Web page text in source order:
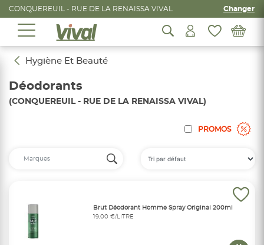
CONQUEREUIL - RUE DE LA RENAISSA VIVAL Changer
Hygiène Et Beauté
Déodorants
(CONQUEREUIL - RUE DE LA RENAISSA VIVAL)
PROMOS
Brut Déodorant Homme Spray Original 200ml
19,00 €/LITRE